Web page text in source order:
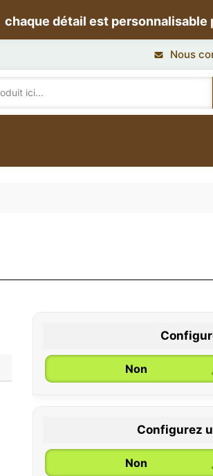
chaque détail est personnalisable
Nous
Non
0 / 6 mois
Configurez
Non